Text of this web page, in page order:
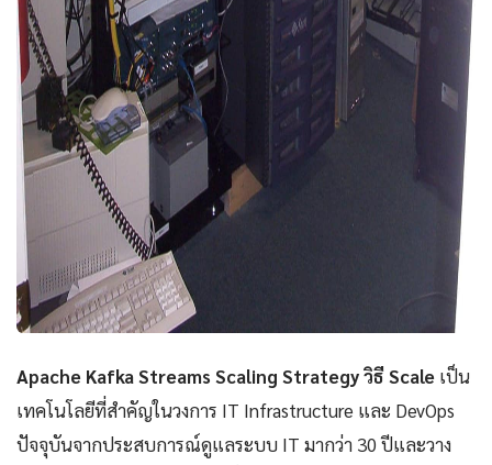
Apache Kafka Streams Scaling Strategy วิธี Scale เป็น
เทคโนโลยีที่สำคัญในวงการ IT Infrastructure และ DevOps
ปัจจุบันจากประสบการณ์ดูแลระบบ IT มากว่า 30 ปีและวาง